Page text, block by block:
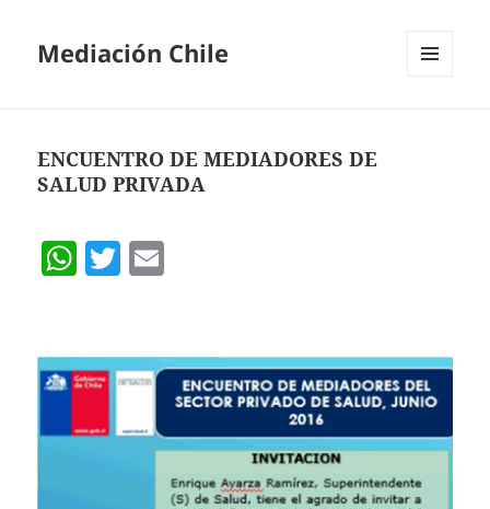
Mediación Chile
ENCUENTRO DE MEDIADORES DE
SALUD PRIVADA
W
s
A
p
T
erl